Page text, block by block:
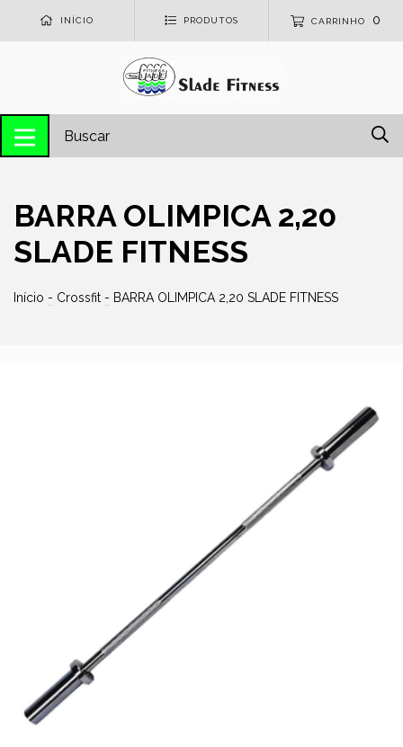
INÍCIO PRODUTOS CARRINHO 0
BARRA OLIMPICA 2,20
SLADE FITNESS
Início - Crossfit - BARRA OLIMPICA 2,20 SLADE FITNESS